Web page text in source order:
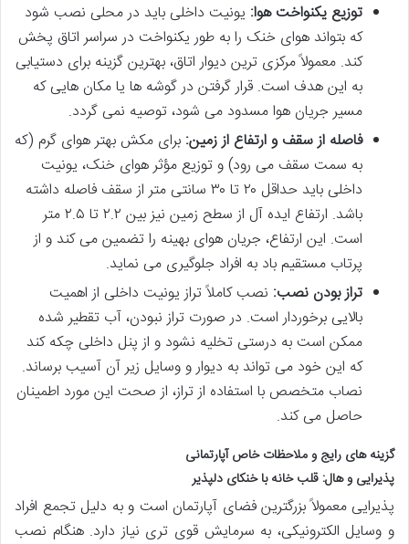
توزیع یکنواخت هوا: یونیت داخلی باید در محلی نصب شود
که بتواند هوای خنک را به طور یکنواخت در سراسر اتاق پخش
کند. معمولاً مرکزی ترین دیوار اتاق، بهترین گزینه برای دستیابی
به این هدف است. قرار گرفتن در گوشه ها یا مکان هایی که
مسیر جریان هوا مسدود می شود، توصیه نمی گردد.
فاصله از سقف و ارتفاع از زمین: برای مکش بهتر هوای گرم (که
به سمت سقف می رود) و توزیع مؤثر هوای خنک، یونیت
داخلی باید حداقل ۲۰ تا ۳۰ سانتی متر از سقف فاصله داشته
باشد. ارتفاع ایده آل از سطح زمین نیز بین ۲.۲ تا ۲.۵ متر
است. این ارتفاع، جریان هوای بهینه را تضمین می کند و از
پرتاب مستقیم باد به افراد جلوگیری می نماید.
تراز بودن نصب: نصب کاملاً تراز یونیت داخلی از اهمیت
بالایی برخوردار است. در صورت تراز نبودن، آب تقطیر شده
ممکن است به درستی تخلیه نشود و از پنل داخلی چکه کند
که این خود می تواند به دیوار و وسایل زیر آن آسیب برساند.
نصاب متخصص با استفاده از تراز، از صحت این مورد اطمینان
حاصل می کند.
گزینه های رایج و ملاحظات خاص آپارتمانی
پذیرایی و هال: قلب خانه با خنکای دلپذیر
پذیرایی معمولاً بزرگترین فضای آپارتمان است و به دلیل تجمع افراد
و وسایل الکترونیکی، به سرمایش قوی تری نیاز دارد. هنگام نصب